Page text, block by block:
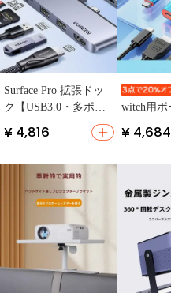
Surface Pro 拡張ドッ
ク【USB3.0・多ポー
ト・Mini DisplayPort
からHDMI変換アダプ
¥ 4,816
witch用ポ
ック【
プター・
¥ 4,684